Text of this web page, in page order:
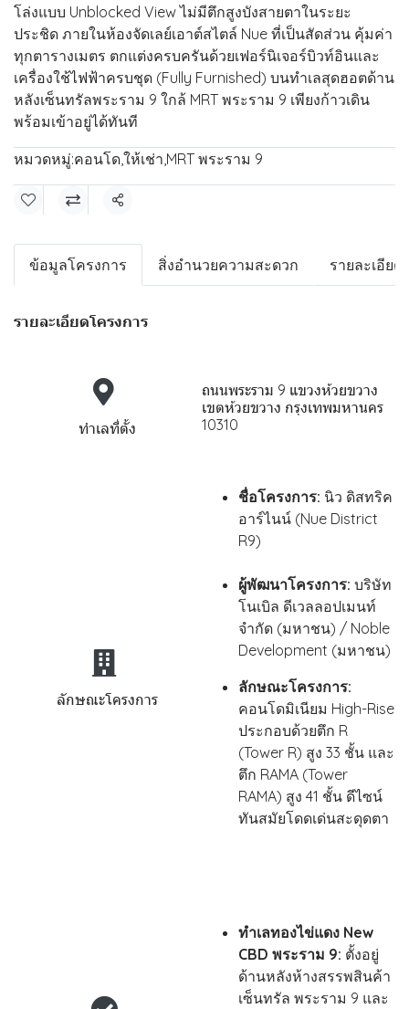
โล่งแบบ Unblocked View ไม่มีตึกสูงบังสายตาในระยะ
ประชิด ภายในห้องจัดเลย์เอาต์สไตล์ Nue ที่เป็นสัดส่วน คุ้มค่า
ทุกตารางเมตร ตกแต่งครบครันด้วยเฟอร์นิเจอร์บิวท์อินและ
เครื่องใช้ไฟฟ้าครบชุด (Fully Furnished) บนทำเลสุดฮอตด้าน
หลังเซ็นทรัลพระราม 9 ใกล้ MRT พระราม 9 เพียงก้าวเดิน
พร้อมเข้าอยู่ได้ทันที
หมวดหมู่:คอนโด,ให้เช่า,MRT พระราม 9
แชร์
ข้อมูลโครงการ สิ่งอำนวยความสะดวก รายละเอียด
รายละเอียดโครงการ
ทำเลที่ตั้ง
ถนนพระราม 9 แขวงห้วยขวาง
เขตห้วยขวาง กรุงเทพมหานคร
10310
ลักษณะโครงการ
ชื่อโครงการ: นิว ดิสทริค
อาร์ไนน์ (Nue District
R9)
ผู้พัฒนาโครงการ: บริษัท
โนเบิล ดีเวลลอปเมนท์
จำกัด (มหาชน) / Noble
Development (มหาชน)
ลักษณะโครงการ:
คอนโดมิเนียม High-Rise
ประกอบด้วยตึก R
(Tower R) สูง 33 ชั้น และ
ตึก RAMA (Tower
RAMA) สูง 41 ชั้น ดีไซน์
ทันสมัยโดดเด่นสะดุดตา
ทำเลทองไข่แดง New
CBD พระราม 9: ตั้งอยู่
ด้านหลังห้างสรรพสินค้า
เซ็นทรัล พระราม 9 และ